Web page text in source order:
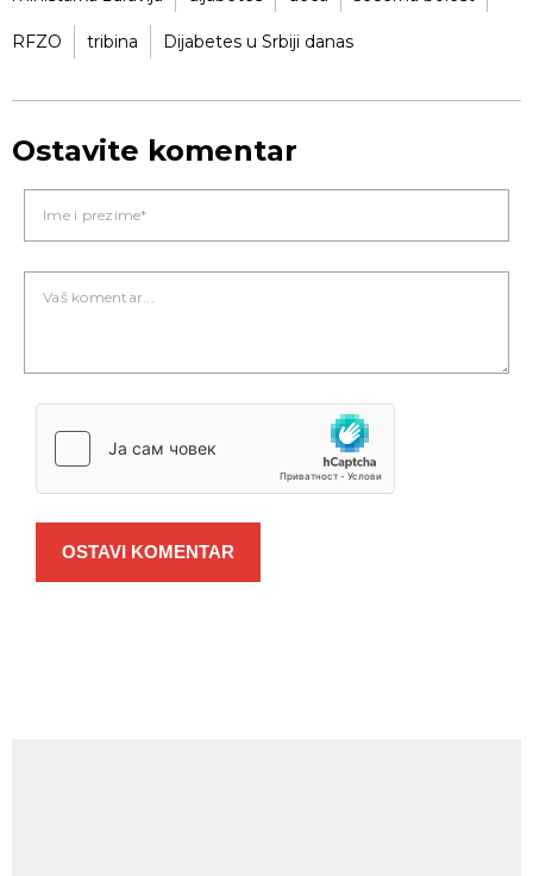
RFZO tribina Dijabetes u Srbiji danas
Ostavite komentar
OSTAVI KOMENTAR